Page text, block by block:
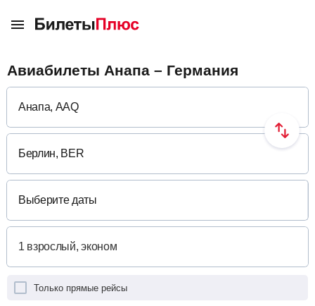
Авиабилеты Анапа – Германия
Выберите даты
Только прямые рейсы